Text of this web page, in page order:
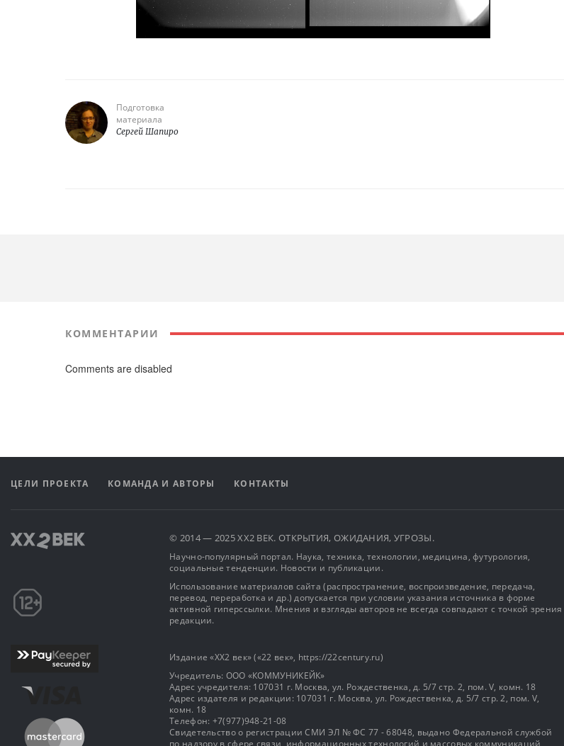
Подготовка
материала
Сергей Шапиро
КОММЕНТАРИИ
Comments are disabled
ЦЕЛИ ПРОЕКТА КОМАНДА И АВТОРЫ КОНТАКТЫ
© 2014 — 2025 XX2 ВЕК. ОТКРЫТИЯ, ОЖИДАНИЯ, УГРОЗЫ.
Научно-популярный портал. Наука, техника, технологии, медицина, футурология,
социальные тенденции. Новости и публикации.
Использование материалов сайта (распространение, воспроизведение, передача,
перевод, переработка и др.) допускается при условии указания источника в форме
активной гиперссылки. Мнения и взгляды авторов не всегда совпадают с точкой зрения
редакции.
Издание «XX2 век» («22 век», https://22century.ru)
Учредитель: OOO «КОММУНИКЕЙК»
Адрес учредителя: 107031 г. Москва, ул. Рождественка, д. 5/7 стр. 2, пом. V, комн. 18
Адрес издателя и редакции: 107031 г. Москва, ул. Рождественка, д. 5/7 стр. 2, пом. V,
комн. 18
Телефон: +7(977)948-21-08
Свидетельство о регистрации СМИ ЭЛ № ФС 77 - 68048, выдано Федеральной службой
по надзору в сфере связи, информационных технологий и массовых коммуникаций